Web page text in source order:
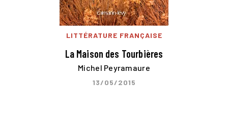
LITTÉRATURE FRANÇAISE
La Maison des Tourbières
Michel Peyramaure
13/05/2015